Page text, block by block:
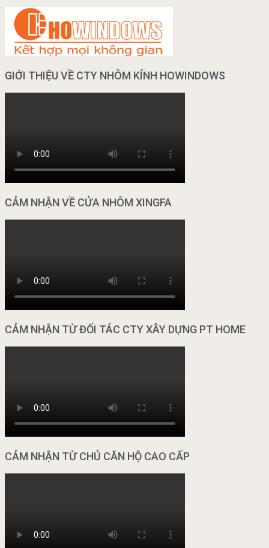
GIỚI THIỆU VỀ CTY NHÔM KÍNH HOWINDOWS
CẢM NHẬN VỀ CỬA NHÔM XINGFA
CẢM NHẬN TỪ ĐỐI TÁC CTY XÂY DỰNG PT HOME
CẢM NHẬN TỪ CHỦ CĂN HỘ CAO CẤP